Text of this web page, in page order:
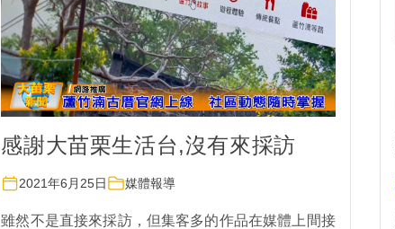
感謝大苗栗生活台,沒有來採訪
2021年6月25日 媒體報導
雖然不是直接來採訪，但集客多的作品在媒體上間接